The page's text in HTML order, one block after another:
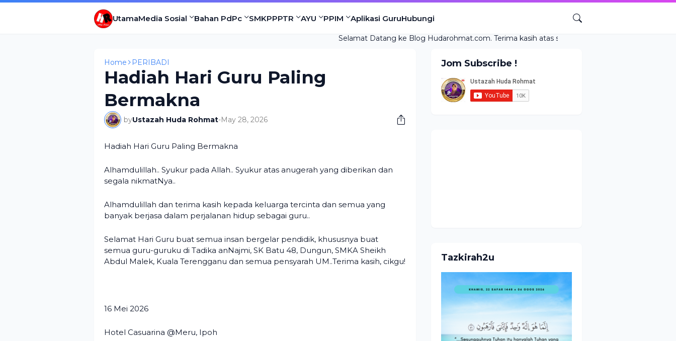
UtamaMedia Sosial Bahan PdPc SMKPPPTR AYU PPIM Aplikasi GuruHubungi
Selamat Datang ke Blog Hudarohmat.com. Terima kasih atas sokongan anda!
Home PERIBADI
Hadiah Hari Guru Paling
Bermakna
byUstazah Huda Rohmat-May 28, 2026
Hadiah Hari Guru Paling Bermakna
Alhamdulillah.. Syukur pada Allah.. Syukur atas anugerah yang diberikan dan
segala nikmatNya..
Alhamdulillah dan terima kasih kepada keluarga tercinta dan semua yang
banyak berjasa dalam perjalanan hidup sebagai guru..
Selamat Hari Guru buat semua insan bergelar pendidik, khususnya buat
semua guru-guruku di Tadika anNajmi, SK Batu 48, Dungun, SMKA Sheikh
Abdul Malek, Kuala Terengganu dan semua pensyarah UM..Terima kasih, cikgu!
16 Mei 2026
Hotel Casuarina @Meru, Ipoh
Jom Subscribe !
Tazkirah2u